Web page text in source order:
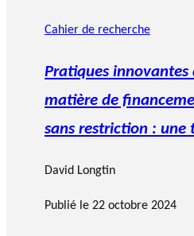
Cahier de recherche
Pratiques
matière de
sans restriction : une
David Longtin
Publié le 22 octobre 2024